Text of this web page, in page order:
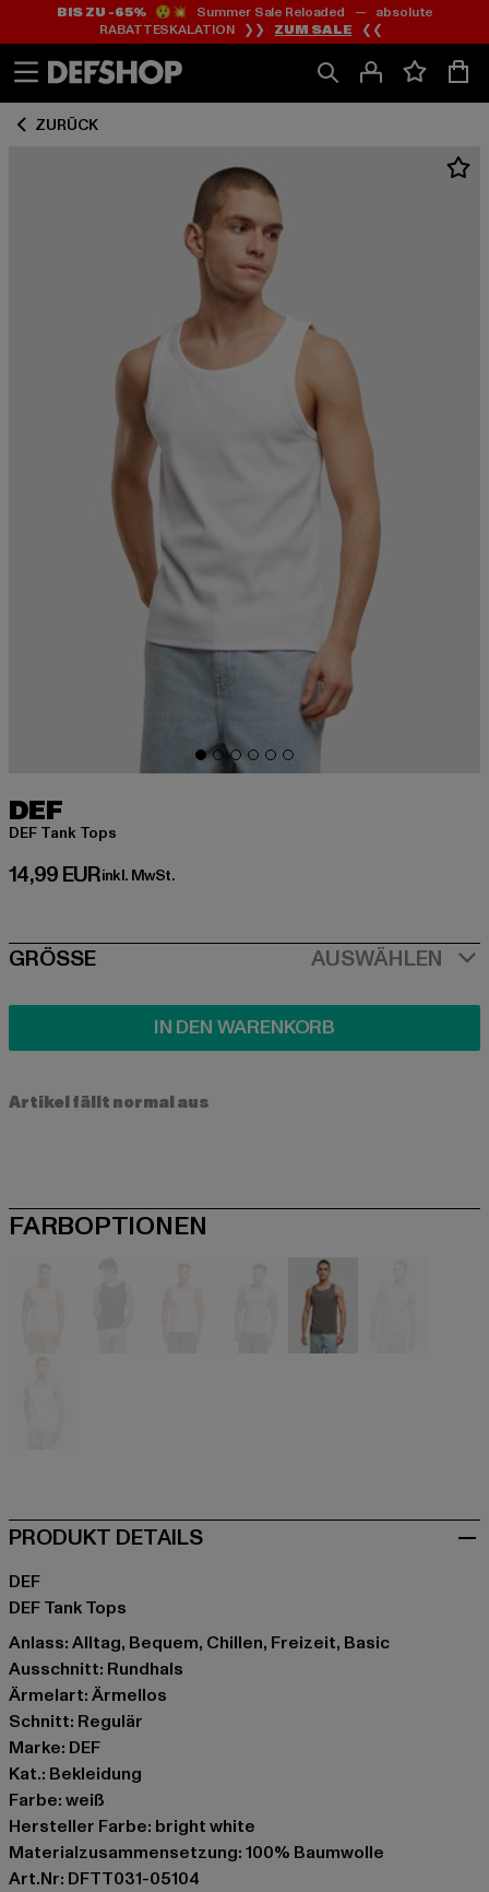
Zum
Inhalt
springen
Zum
Fußzeile
springen
BIS ZU -65%😲💥 Summer Sale Reloaded — absolute
RABATTESKALATION ❯❯ ZUM SALE ❮❮
ZURÜCK
DEF
DEF Tank Tops
14,99 EUR
Derzeitiger Preis: 14,99 EUR
inkl. MwSt.
SIZE
GRÖSSE AUSWÄHLEN
IN DEN WARENKORB
Artikel fällt normal aus
FARBOPTIONEN
PRODUKT DETAILS
DEF
DEF Tank Tops
Anlass: Alltag, Bequem, Chillen, Freizeit, Basic
Ausschnitt: Rundhals
Ärmelart: Ärmellos
Schnitt: Regulär
Marke: DEF
Kat.: Bekleidung
Farbe: weiß
Hersteller Farbe: bright white
Materialzusammensetzung: 100% Baumwolle
Art.Nr: DFTT031-05104